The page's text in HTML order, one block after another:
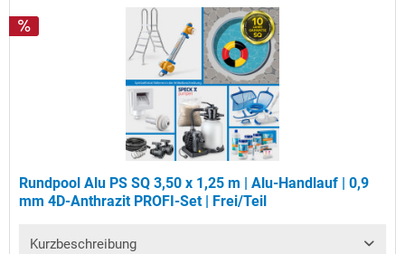
Rundpool Alu PS SQ 3,50 x 1,25 m | Alu-Handlauf | 0,9
mm 4D-Anthrazit PROFI-Set | Frei/Teil
Kurzbeschreibung